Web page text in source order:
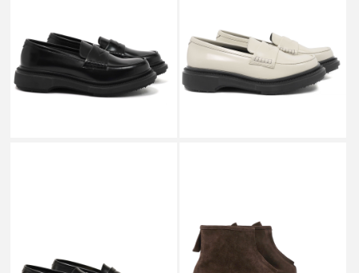
SOLE POLIDO BLACK _
￥88,000
SOLE POLIDO IVORY _
￥88,000
↓
￥44,000
SOLE POLIDO BLACK_
TYPE 197 INJECTED SOLE
DARK EARTH_